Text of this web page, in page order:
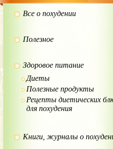
Все о похудении
Полезное
Здоровое питание
Диеты
Полезные продукты
Рецепты диетических
для похудения
Книги, журналы о